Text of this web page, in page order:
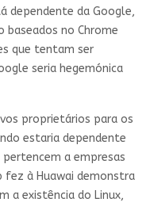
dependente da Google,
no Chrome
que tentam ser
seria hegemónica
proprietários para os
estaria dependente
pertencem a empresas
fez à Huawai demonstra
a existência do Linux,